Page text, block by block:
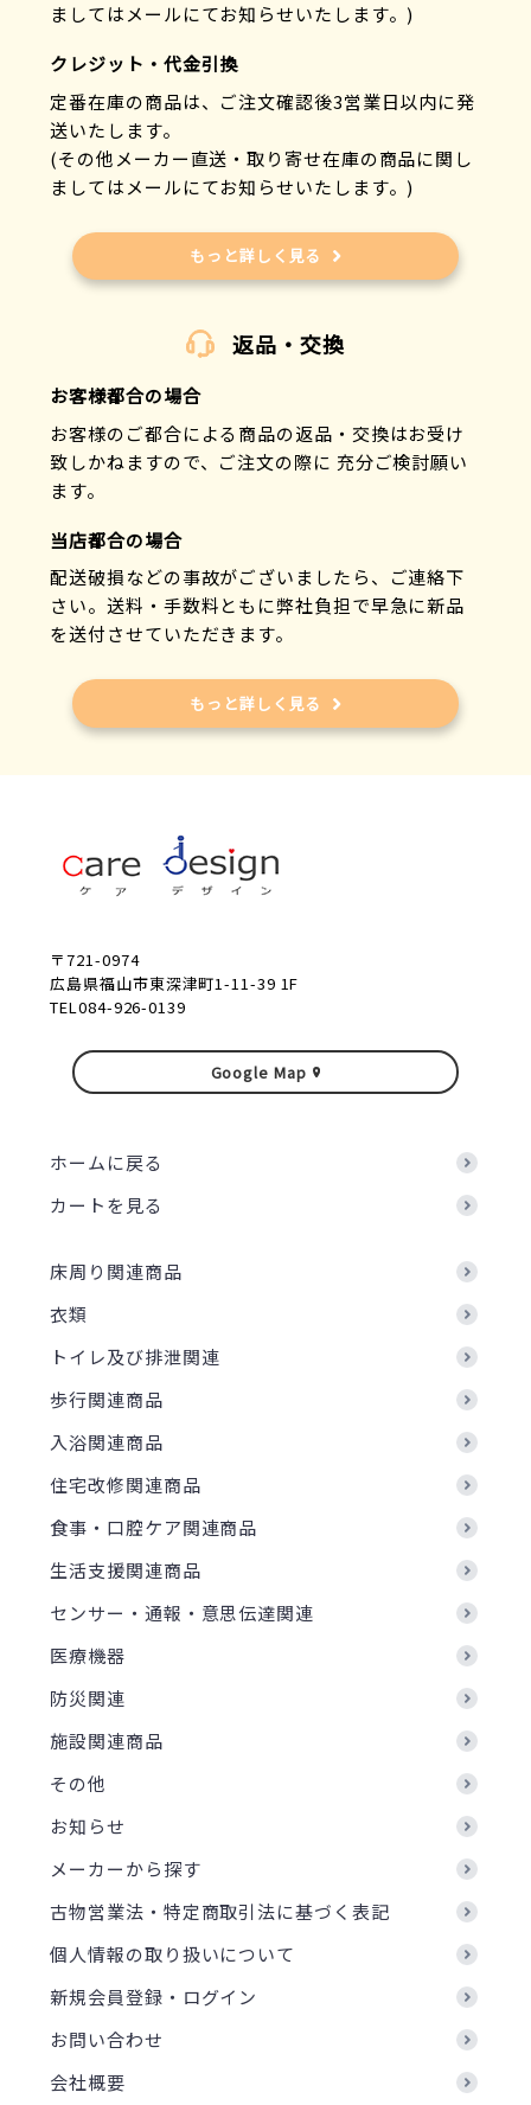
ましてはメールにてお知らせいたします。)
クレジット・代金引換
定番在庫の商品は、ご注文確認後3営業日以内に発
送いたします。
(その他メーカー直送・取り寄せ在庫の商品に関し
ましてはメールにてお知らせいたします。)
もっと詳しく見る
返品・交換
お客様都合の場合
お客様のご都合による商品の返品・交換はお受け
致しかねますので、ご注文の際に 充分ご検討願い
ます。
当店都合の場合
配送破損などの事故がございましたら、ご連絡下
さい。送料・手数料ともに弊社負担で早急に新品
を送付させていただきます。
もっと詳しく見る
〒721-0974
広島県福山市東深津町1-11-39 1F
TEL084-926-0139
Google Map
ホームに戻る
カートを見る
床周り関連商品
衣類
トイレ及び排泄関連
歩行関連商品
入浴関連商品
住宅改修関連商品
食事・口腔ケア関連商品
生活支援関連商品
センサー・通報・意思伝達関連
医療機器
防災関連
施設関連商品
その他
お知らせ
メーカーから探す
古物営業法・特定商取引法に基づく表記
個人情報の取り扱いについて
新規会員登録・ログイン
お問い合わせ
会社概要